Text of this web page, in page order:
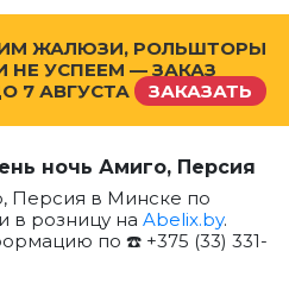
ЖАЛЮЗИ, РОЛЬШТОРЫ
НЕ УСПЕЕМ — ЗАКАЗ
7 АВГУСТА ЗАКАЗАТЬ
ночь Амиго, Персия
Персия в Минске по
в розницу на Abelix.by.
по ☎️ +375 (33) 331-